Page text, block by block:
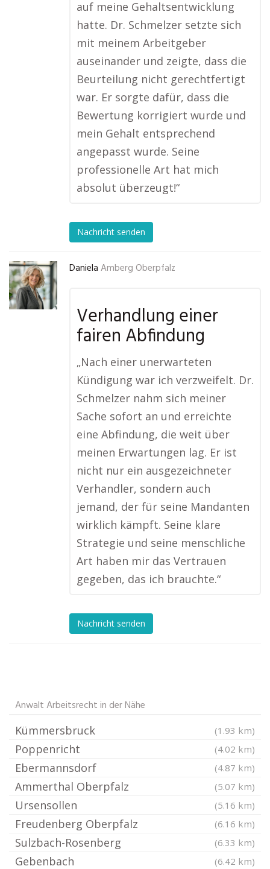
auf meine Gehaltsentwicklung
hatte. Dr. Schmelzer setzte sich
mit meinem Arbeitgeber
auseinander und zeigte, dass die
Beurteilung nicht gerechtfertigt
war. Er sorgte dafür, dass die
Bewertung korrigiert wurde und
mein Gehalt entsprechend
angepasst wurde. Seine
professionelle Art hat mich
absolut überzeugt!“
Nachricht senden
Daniela Amberg Oberpfalz
Verhandlung einer
fairen Abfindung
„Nach einer unerwarteten
Kündigung war ich verzweifelt. Dr.
Schmelzer nahm sich meiner
Sache sofort an und erreichte
eine Abfindung, die weit über
meinen Erwartungen lag. Er ist
nicht nur ein ausgezeichneter
Verhandler, sondern auch
jemand, der für seine Mandanten
wirklich kämpft. Seine klare
Strategie und seine menschliche
Art haben mir das Vertrauen
gegeben, das ich brauchte.“
Nachricht senden
Anwalt Arbeitsrecht in der Nähe
Kümmersbruck (1.93 km)
Poppenricht (4.02 km)
Ebermannsdorf (4.87 km)
Ammerthal Oberpfalz (5.07 km)
Ursensollen (5.16 km)
Freudenberg Oberpfalz (6.16 km)
Sulzbach-Rosenberg (6.33 km)
Gebenbach (6.42 km)